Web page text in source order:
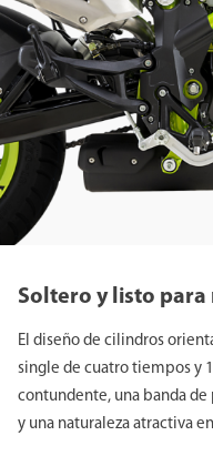
válvulas, lo que maximiza
característica inédita en
enrejado de acero clásico
necesaria para un
superior y una
Las ruedas de 12
necesaria para entrar y
La ergonomía está
mundo, los indicadores
analógico con
automática. Las luces
Soltero y listo para
El diseño de cilindros
single de cuatro tiempos y
contundente, una banda
y una naturaleza atractiva